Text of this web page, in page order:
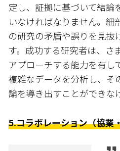
定し、証拠に基づいて結論
いなければなりません。細
の研究の矛盾や誤りを見抜
す。成功する研究者は、さ
アプローチする能力を有し
複雑なデータを分析し、そ
論を導き出すことができな
5.コラボレーション（協業